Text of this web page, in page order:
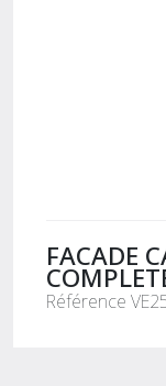
FACADE
Référence